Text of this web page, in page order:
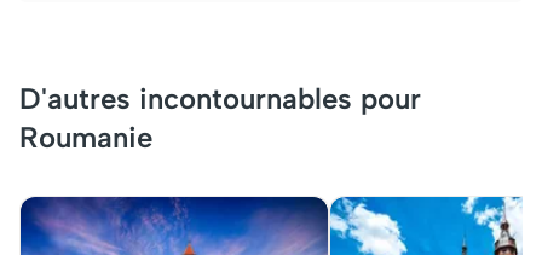
D'autres incontournables pour
Roumanie